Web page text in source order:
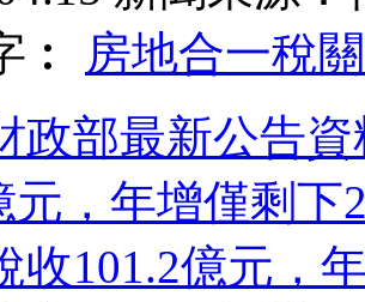
︰
房地合一稅
政部最新公告
元，年增僅剩下
收101.2億元，